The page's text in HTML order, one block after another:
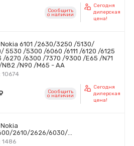
Сообщить
o наличии
Сегодня
дилерская
цена!
6101 /2630/3250 /5130/
5530 /5300 /6060 /6111 /6120 /6125
/6270 /6300 /7370 /9300 /E65 /N71
/N90 /M65 - AA
10674
Сообщить
o наличии
Сегодня
дилерская
цена!
2610/2626/6030/...
1486